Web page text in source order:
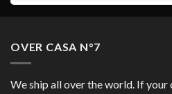
OVER CASA N°7
We ship all over the world. If